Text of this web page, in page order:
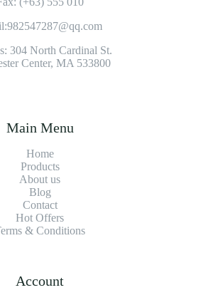
304 North Cardinal St.
Center, MA 533800
Main Menu
Home
Products
About us
Blog
Contact
Hot Offers
& Conditions
Account